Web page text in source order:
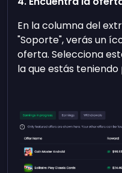
En la columna del
"Soporte", verás un
oferta. Selecciona
la que estás